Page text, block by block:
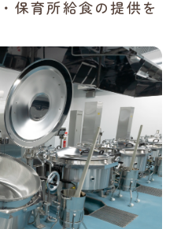
保育所給食の提供を